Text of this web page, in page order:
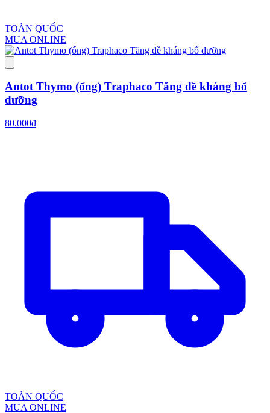
TOÀN QUỐC
MUA ONLINE
Antot Thymo (ống) Traphaco Tăng đề kháng bổ
dưỡng
80.000đ
TOÀN QUỐC
MUA ONLINE